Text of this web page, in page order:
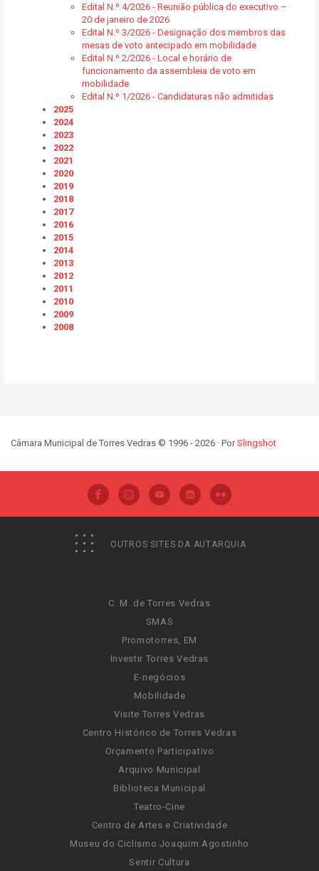
Edital N.º 4/2026 - Reunião pública do executivo –
20 de janeiro de 2026
Edital N.º 3/2026 - Designação dos membros das
mesas de voto antecipado em mobilidade
Edital N.º 2/2026 - Local e horário de
funcionamento da assembleia de voto em
mobilidade
Edital N.º 1/2026 - Candidaturas não admitidas
2025
2024
2023
2022
2021
2020
2019
2018
2017
2016
2015
2014
2013
2012
2011
2010
2009
2008
Câmara Municipal de Torres Vedras © 1996 - 2026 · PorSlingshot
OUTROS SITES DA AUTARQUIA
C. M. de Torres Vedras
SMAS
Promotorres, EM
Investir Torres Vedras
E-negócios
Mobilidade
Visite Torres Vedras
Centro Histórico de Torres Vedras
Orçamento Participativo
Arquivo Municipal
Biblioteca Municipal
Teatro-Cine
Centro de Artes e Criatividade
Museu do Ciclismo Joaquim Agostinho
Sentir Cultura